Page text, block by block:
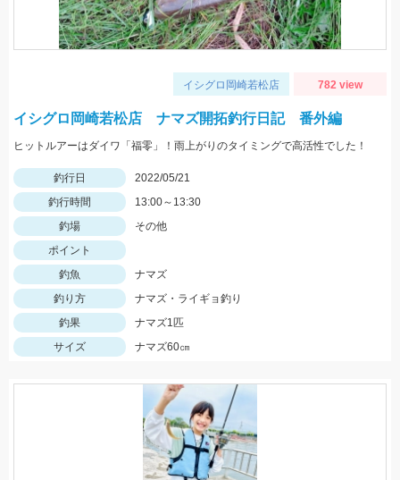
イシグロ岡崎若松店 782 view
イシグロ岡崎若松店 ナマズ開拓釣行日記 番外編
ヒットルアーはダイワ「福零」！雨上がりのタイミングで高活性でした！
釣行日
2022/05/21
釣行時間
13:00～13:30
釣場
その他
ポイント
釣魚
ナマズ
釣り方
ナマズ・ライギョ釣り
釣果
ナマズ1匹
サイズ
ナマズ60㎝